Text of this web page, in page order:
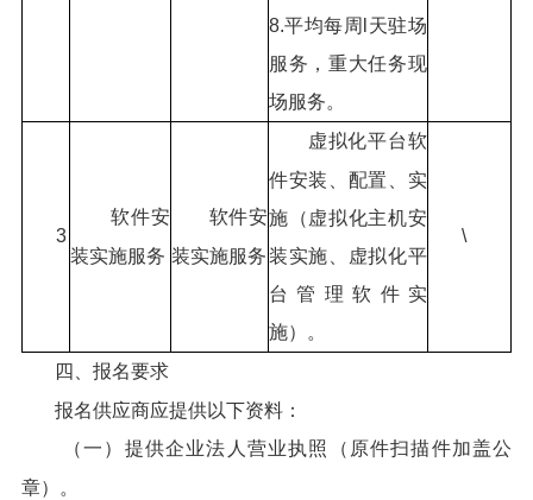
8.平均每周l天驻场
服务，重大任务现
场服务。
3
软件安
装实施服务
软件安
装实施服务
虚拟化平台软
件安装、配置、实
施（虚拟化主机安
装实施、虚拟化平
台管理软件实
施）。
\
四、报名要求
报名供应商应提供以下资料：
（一）提供企业法人营业执照（原件扫描件加盖公
章）。